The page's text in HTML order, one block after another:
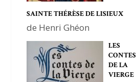
SAINTE THÉRÈSE DE LISIEUX
de Henri Ghéon
LES
CONTES
DE LA
VIERGE